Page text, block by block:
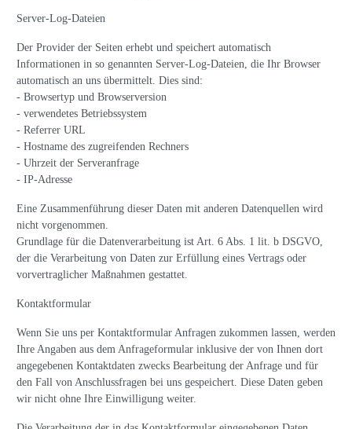
Server-Log-Dateien
Der Provider der Seiten erhebt und speichert automatisch
Informationen in so genannten Server-Log-Dateien, die Ihr Browser
automatisch an uns übermittelt. Dies sind:
- Browsertyp und Browserversion
- verwendetes Betriebssystem
- Referrer URL
- Hostname des zugreifenden Rechners
- Uhrzeit der Serveranfrage
- IP-Adresse
Eine Zusammenführung dieser Daten mit anderen Datenquellen wird
nicht vorgenommen.
Grundlage für die Datenverarbeitung ist Art. 6 Abs. 1 lit. b DSGVO,
der die Verarbeitung von Daten zur Erfüllung eines Vertrags oder
vorvertraglicher Maßnahmen gestattet.
Kontaktformular
Wenn Sie uns per Kontaktformular Anfragen zukommen lassen, werden
Ihre Angaben aus dem Anfrageformular inklusive der von Ihnen dort
angegebenen Kontaktdaten zwecks Bearbeitung der Anfrage und für
den Fall von Anschlussfragen bei uns gespeichert. Diese Daten geben
wir nicht ohne Ihre Einwilligung weiter.